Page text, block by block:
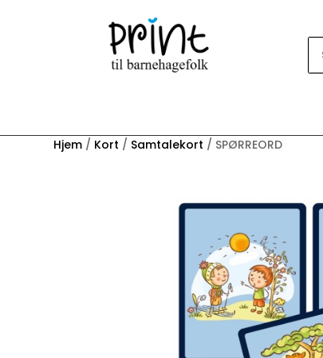
Hjem / Kort / Samtalekort / SPØRREORD